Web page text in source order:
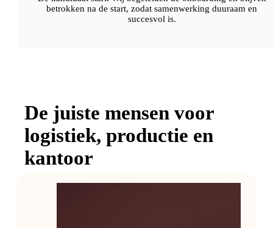
betrokken na de start, zodat samenwerking duuraam en
succesvol is.
De juiste mensen voor
logistiek, productie en
kantoor